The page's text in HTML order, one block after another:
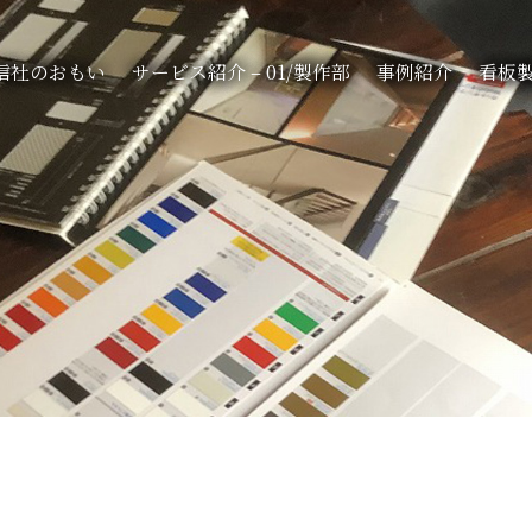
社のおもい サービス紹介 – 01/製作部 事例紹介 看板